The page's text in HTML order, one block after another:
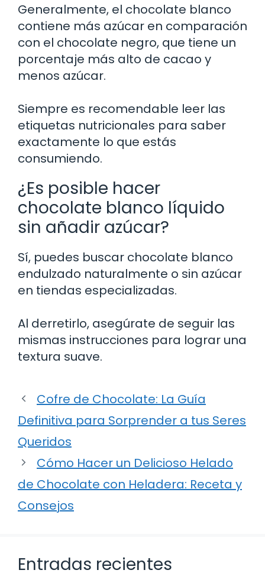
Generalmente, el chocolate blanco
contiene más azúcar en comparación
con el chocolate negro, que tiene un
porcentaje más alto de cacao y
menos azúcar.
Siempre es recomendable leer las
etiquetas nutricionales para saber
exactamente lo que estás
consumiendo.
¿Es posible hacer
chocolate blanco líquido
sin añadir azúcar?
Sí, puedes buscar chocolate blanco
endulzado naturalmente o sin azúcar
en tiendas especializadas.
Al derretirlo, asegúrate de seguir las
mismas instrucciones para lograr una
textura suave.
Cofre de Chocolate: La Guía
Definitiva para Sorprender a tus Seres
Queridos
Cómo Hacer un Delicioso Helado
de Chocolate con Heladera: Receta y
Consejos
Entradas recientes